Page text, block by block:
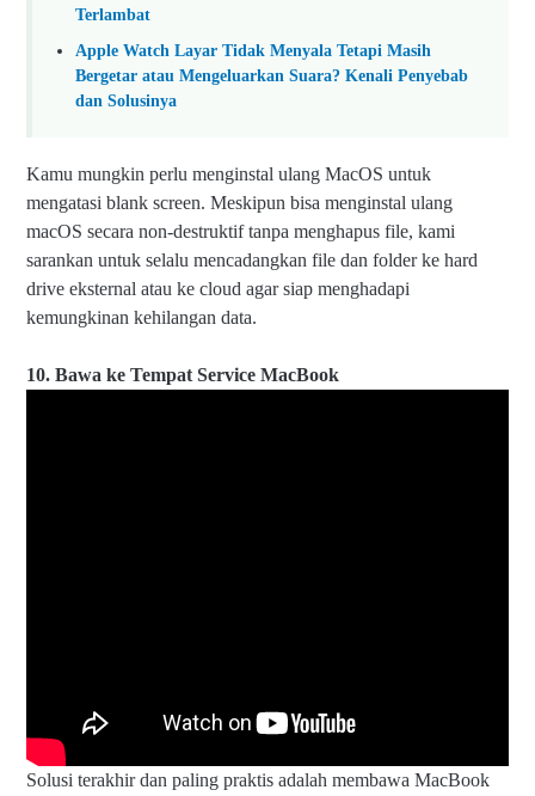
Terlambat
Apple Watch Layar Tidak Menyala Tetapi Masih
Bergetar atau Mengeluarkan Suara? Kenali Penyebab
dan Solusinya
Kamu mungkin perlu menginstal ulang MacOS untuk
mengatasi blank screen. Meskipun bisa menginstal ulang
macOS secara non-destruktif tanpa menghapus file, kami
sarankan untuk selalu mencadangkan file dan folder ke hard
drive eksternal atau ke cloud agar siap menghadapi
kemungkinan kehilangan data.
10. Bawa ke Tempat Service MacBook
Solusi terakhir dan paling praktis adalah membawa MacBook